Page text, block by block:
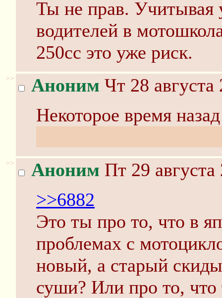
Ты не прав. Учитывая
водителей в
250сс это уже риск.
>> Аноним Чт 28
Некоторое время
>> Аноним Пт 29
>>6882
Это ты про то, что в
проблемах с
новый, а старый
суши? Или про то, что